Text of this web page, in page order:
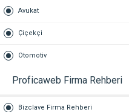
Avukat
Çiçekçi
Otomotiv
Proficaweb Firma Rehberi
Bizclave Firma Rehberi